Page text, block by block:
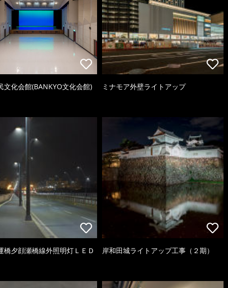
文化会館(BANKYO文化会館) ミナモア外壁ライトアップ
橋夕顔瀬橋線外照明灯ＬＥＤ 岸和田城ライトアップ工事（２期）